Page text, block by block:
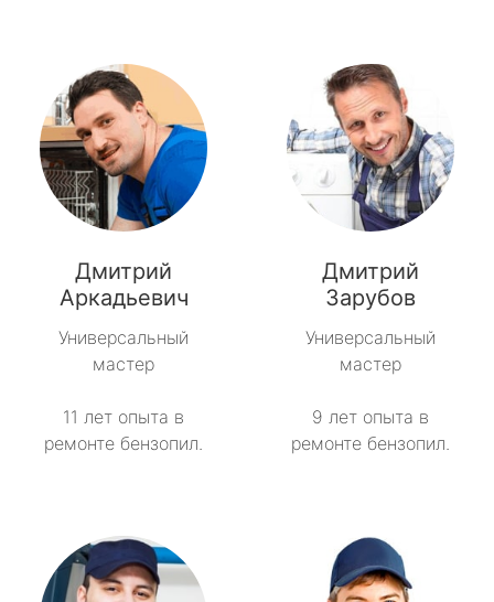
Дмитрий
Аркадьевич
Универсальный
мастер
11 лет опыта в
ремонте бензопил.
Дмитрий
Зарубов
Универсальный
мастер
9 лет опыта в
ремонте бензопил.